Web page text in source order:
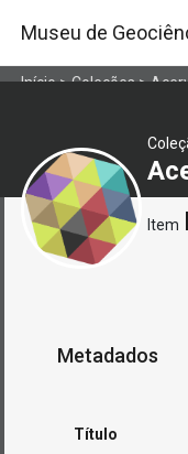
Museu de
Início>Coleções>
Item
Metadados
Título